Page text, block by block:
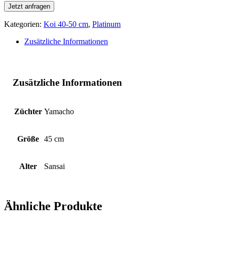
Jetzt anfragen
Kategorien: Koi 40-50 cm, Platinum
Zusätzliche Informationen
Zusätzliche Informationen
Züchter Yamacho
Größe 45 cm
Alter Sansai
Ähnliche Produkte